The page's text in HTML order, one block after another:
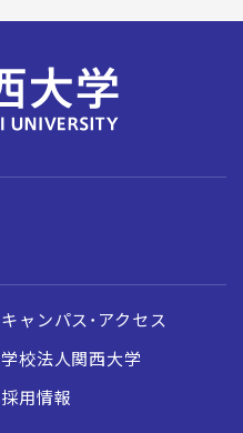
キャンパス・アクセス
学校法人関西大学
採用情報